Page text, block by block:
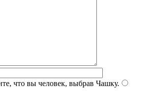
что вы человек, выбрав Чашку.